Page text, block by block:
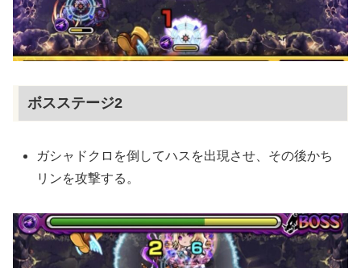
ボスステージ2
ガシャドクロを倒してハスを出現させ、その後かち
リンを攻撃する。